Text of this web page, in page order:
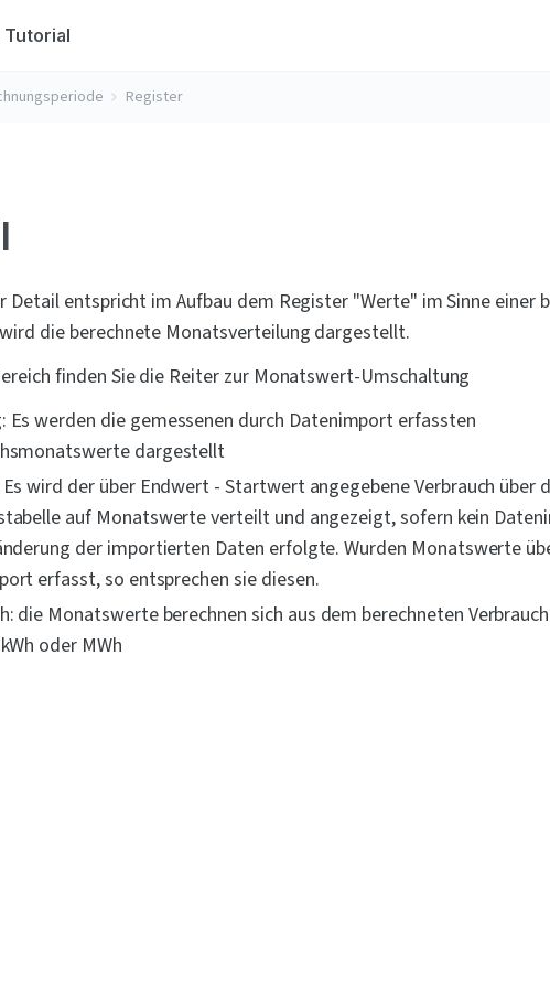
Register
Detail entspricht im Aufbau dem Register "Werte" im Sinne einer
die berechnete Monatsverteilung dargestellt.
finden Sie die Reiter zur Monatswert-Umschaltung
Es werden die gemessenen durch Datenimport erfassten
dargestellt
Es wird der über Endwert - Startwert angegebene Verbrauch über
auf Monatswerte verteilt und angezeigt, sofern kein
der importierten Daten erfolgte. Wurden Monatswerte
erfasst, so entsprechen sie diesen.
die Monatswerte berechnen sich aus dem berechneten
oder MWh